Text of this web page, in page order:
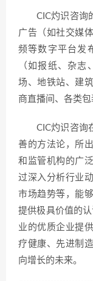
CIC灼识咨询
广告（如社交媒
频等数字平台发
（如报纸、杂
场、地铁站、建
商直播间、各类包
CIC灼识咨询
善的方法论，所
和监管机构的广
过深入分析行业
市场趋势等，能
提供极具价值的
业的优质企业提
疗健康、先进制
向增长的未来。